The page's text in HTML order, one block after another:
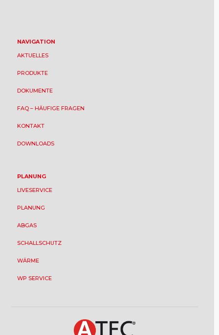
NAVIGATION
AKTUELLES
PRODUKTE
DOKUMENTE
FAQ – HÄUFIGE FRAGEN
KONTAKT
DOWNLOADS
PLANUNG
LIVESERVICE
PLANUNG
ABGAS
SCHALLSCHUTZ
WÄRME
WP SERVICE